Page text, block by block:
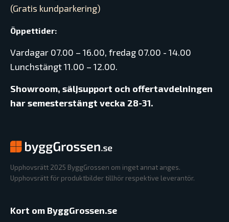
(Gratis kundparkering)
Öppettider:
Vardagar 07.00 – 16.00, fredag 07.00 - 14.00
Lunchstängt 11.00 – 12.00.
Showroom, säljsupport och offertavdelningen
har semesterstängt vecka 28-31.
Upphovsrätt 2025 ByggGrossen om inget annat anges.
Upphovsrätt för produktbilder tillhör respektive leverantör.
Kort om ByggGrossen.se